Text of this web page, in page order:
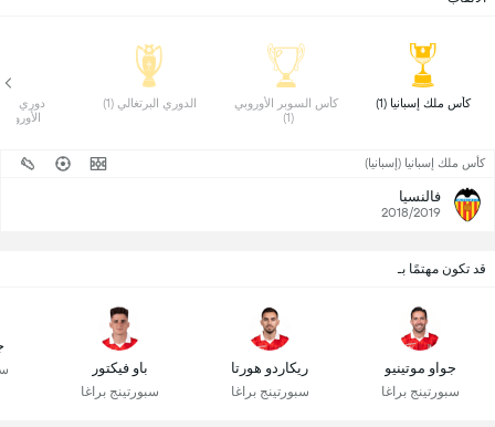
كأس ملك إسبانيا (1)
(1)
الدوري البرتغالي (1)
الأوروبي
كأس ملك إسبانيا (إسبانيا)
فالنسيا
2018/2019
قد تكون مهتمًا بـ
جواو موتينيو
سبورتينج براغا
ريكاردو هورتا
سبورتينج براغا
باو فيكتور
سبورتينج براغا